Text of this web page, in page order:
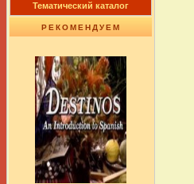
Тематический каталог
РЕКОМЕНДУЕМ